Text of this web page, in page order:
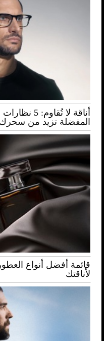
أناقة لا
المفضلة تزيد من سحرك
قائمة أفضل أنواع
لأناقتك